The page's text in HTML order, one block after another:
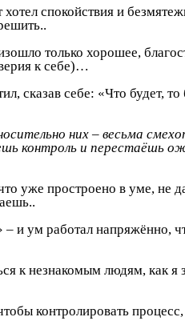
спокойствия и
только хорошее,
к себе)…
сказав себе: «Что будет,
них – весьма
контроль и перестаёшь
уже простроено в уме, не
и ум работал напряжённо,
к незнакомым людям, как я
контролировать